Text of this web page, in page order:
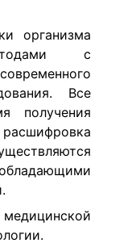
организма
с
Все
получения